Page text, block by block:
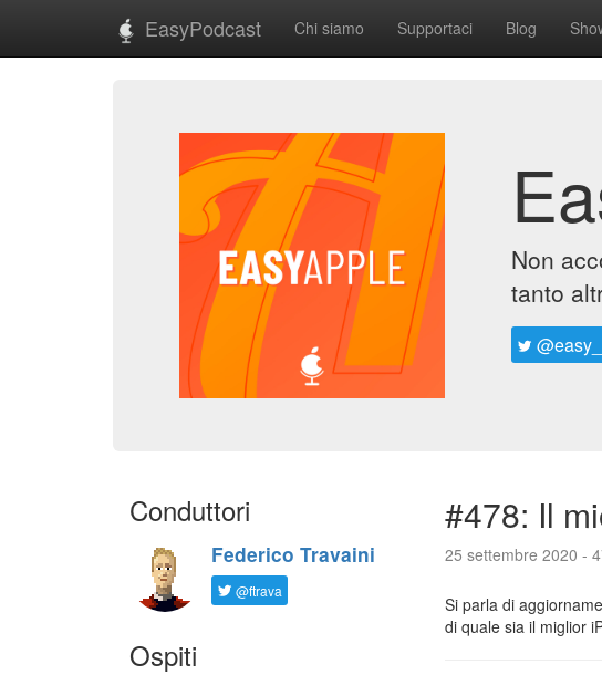
EasyPodcast Chi siamo Supportaci Blog
Non
tanto
Conduttori
Federico Travaini
@ftrava
Ospiti
#478: Il
25 settembre 2020 -
Si parla di
di quale sia il miglior